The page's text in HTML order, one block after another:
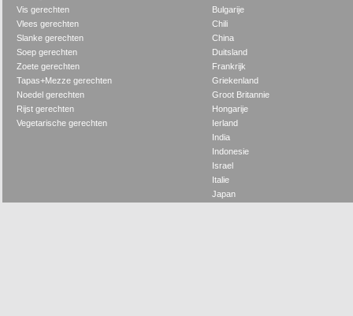
Vis gerechten
Vlees gerechten
Slanke gerechten
Soep gerechten
Zoete gerechten
Tapas+Mezze gerechten
Noedel gerechten
Rijst gerechten
Vegetarische gerechten
Bulgarije
Chili
China
Duitsland
Frankrijk
Griekenland
Groot Britannie
Hongarije
Ierland
India
Indonesie
Israel
Italie
Japan